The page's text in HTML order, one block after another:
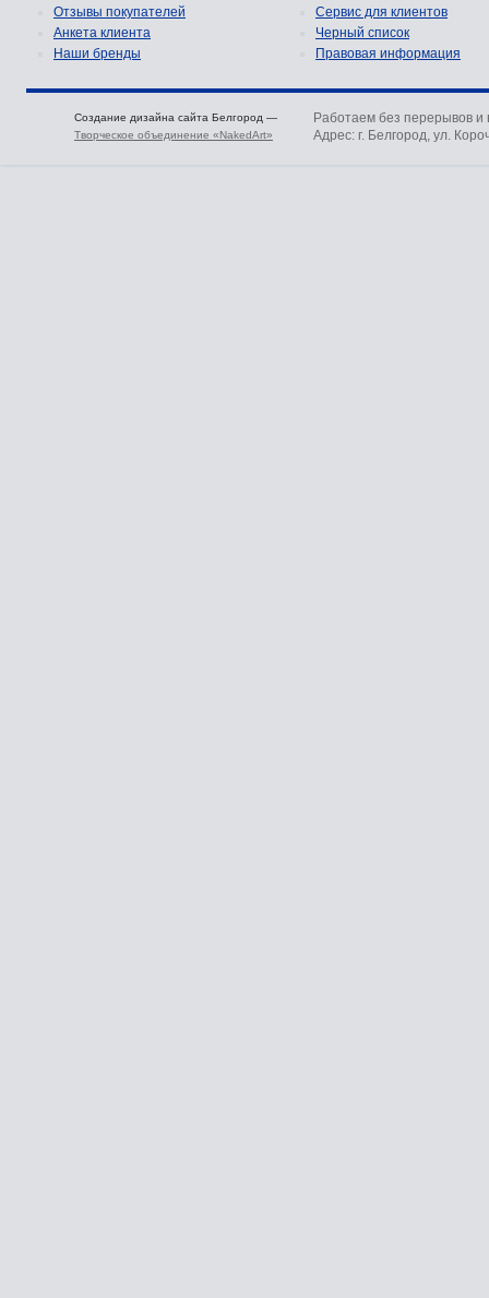
Отзывы покупателей
Анкета клиента
Наши бренды
Сервис для клиентов
Черный список
Правовая информация
Создание дизайна сайта Белгород —
Творческое объединение «NakedArt»
Работаем без перерывов и
Адрес: г. Белгород, ул.